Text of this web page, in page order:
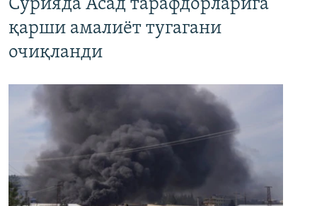
Сурияда Асад тарафдорларига
қарши амалиёт тугагани
очиқланди